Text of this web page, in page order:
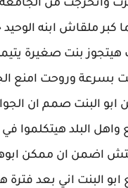
واتخرجت من
ملقاش ابنه الوحيد
بنت صغيرة
وروحت امنع
البنت صمم ان
البلد هيتكلموا
اضمن ان ممكن
البنت اني بعد فترة